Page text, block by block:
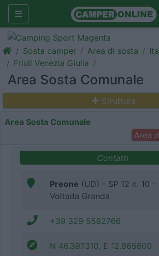
Sosta camper Area di sosta
Friuli Venezia Giulia
Area Sosta Comunale
Struttura
Area Sosta Comunale
Area
Contatti
Preone (UD) - SP 12 n. 10 -
Voltada Granda
+39 329 5582766
N 46.397310, E 12.865600